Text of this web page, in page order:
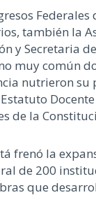
también la
y Secretaria
muy común
nutrieron su
de la
frenó la
de 200
que